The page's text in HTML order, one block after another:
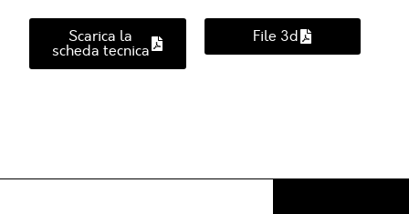
Scarica la
scheda tecnica
File 3d